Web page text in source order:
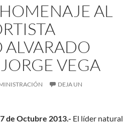
AL
VEGA
DEJA UN
de Octubre 2013.- El líder natural